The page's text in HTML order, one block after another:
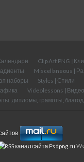
Clip Art PNG |
Miscellaneous |
наборы
Styles | Стили
Videolessons |
дипломы, грамоты,